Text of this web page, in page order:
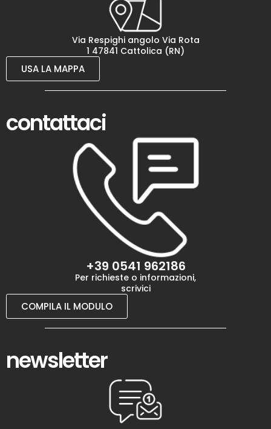
Via Respighi angolo Via Rota
1 47841 Cattolica (RN)
USA LA MAPPA
contattaci
+39 0541 962186
Per richieste o informazioni,
scrivici
COMPILA IL MODULO
newsletter